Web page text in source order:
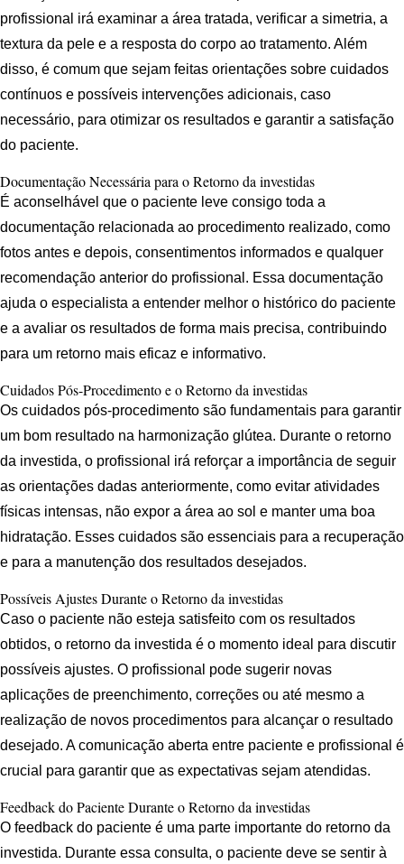
profissional irá examinar a área tratada, verificar a simetria, a
textura da pele e a resposta do corpo ao tratamento. Além
disso, é comum que sejam feitas orientações sobre cuidados
contínuos e possíveis intervenções adicionais, caso
necessário, para otimizar os resultados e garantir a satisfação
do paciente.
Documentação Necessária para o Retorno da investidas
É aconselhável que o paciente leve consigo toda a
documentação relacionada ao procedimento realizado, como
fotos antes e depois, consentimentos informados e qualquer
recomendação anterior do profissional. Essa documentação
ajuda o especialista a entender melhor o histórico do paciente
e a avaliar os resultados de forma mais precisa, contribuindo
para um retorno mais eficaz e informativo.
Cuidados Pós-Procedimento e o Retorno da investidas
Os cuidados pós-procedimento são fundamentais para garantir
um bom resultado na harmonização glútea. Durante o retorno
da investida, o profissional irá reforçar a importância de seguir
as orientações dadas anteriormente, como evitar atividades
físicas intensas, não expor a área ao sol e manter uma boa
hidratação. Esses cuidados são essenciais para a recuperação
e para a manutenção dos resultados desejados.
Possíveis Ajustes Durante o Retorno da investidas
Caso o paciente não esteja satisfeito com os resultados
obtidos, o retorno da investida é o momento ideal para discutir
possíveis ajustes. O profissional pode sugerir novas
aplicações de preenchimento, correções ou até mesmo a
realização de novos procedimentos para alcançar o resultado
desejado. A comunicação aberta entre paciente e profissional é
crucial para garantir que as expectativas sejam atendidas.
Feedback do Paciente Durante o Retorno da investidas
O feedback do paciente é uma parte importante do retorno da
investida. Durante essa consulta, o paciente deve se sentir à